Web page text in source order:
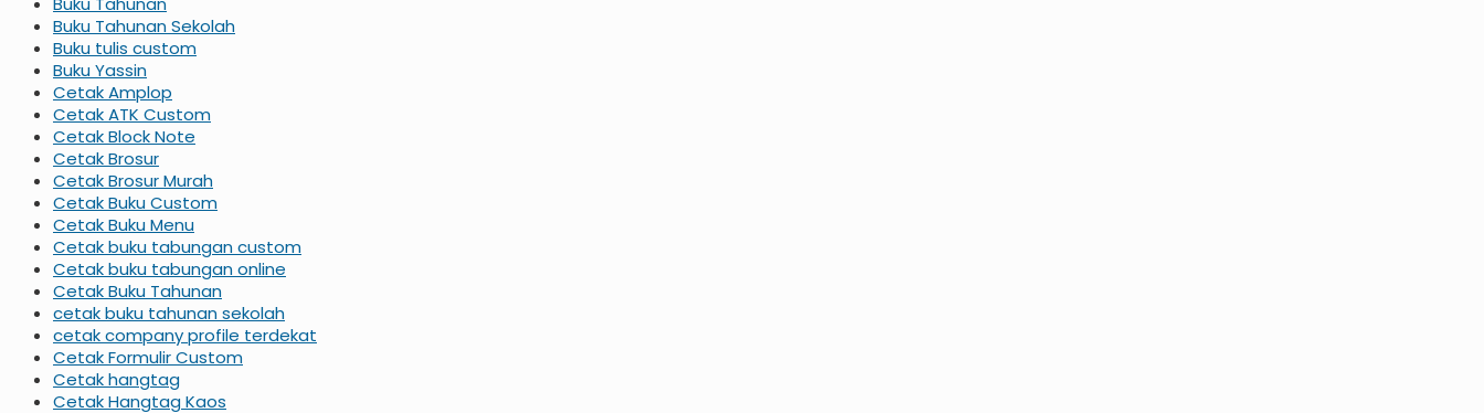
Buku Tahunan Sekolah
Buku tulis custom
Buku Yassin
Cetak Amplop
Cetak ATK Custom
Cetak Block Note
Cetak Brosur
Cetak Brosur Murah
Cetak Buku Custom
Cetak Buku Menu
Cetak buku tabungan custom
Cetak buku tabungan online
Cetak Buku Tahunan
cetak buku tahunan sekolah
cetak company profile terdekat
Cetak Formulir Custom
Cetak hangtag
Cetak Hangtag Kaos